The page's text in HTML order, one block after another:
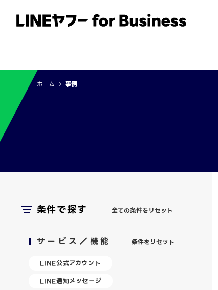
サービス 事例 イベント・セミナー
ホーム 事例
条件で探す 全ての条件をリセット
サービス／機能 条件をリセット
LINE公式アカウント
LINE通知メッセージ